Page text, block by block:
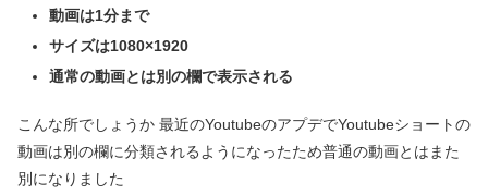
動画は1分まで
サイズは1080×1920
通常の動画とは別の欄で表示される
こんな所でしょうか 最近のYoutubeのアプデでYoutubeショートの
動画は別の欄に分類されるようになったため普通の動画とはまた
別になりました